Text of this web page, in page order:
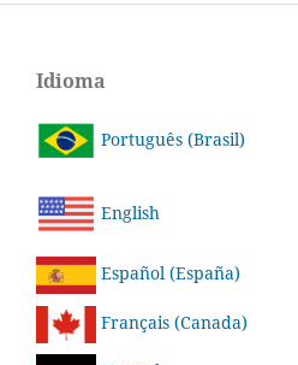
Idioma
Português (Brasil)
English
Español (España)
Français (Canada)